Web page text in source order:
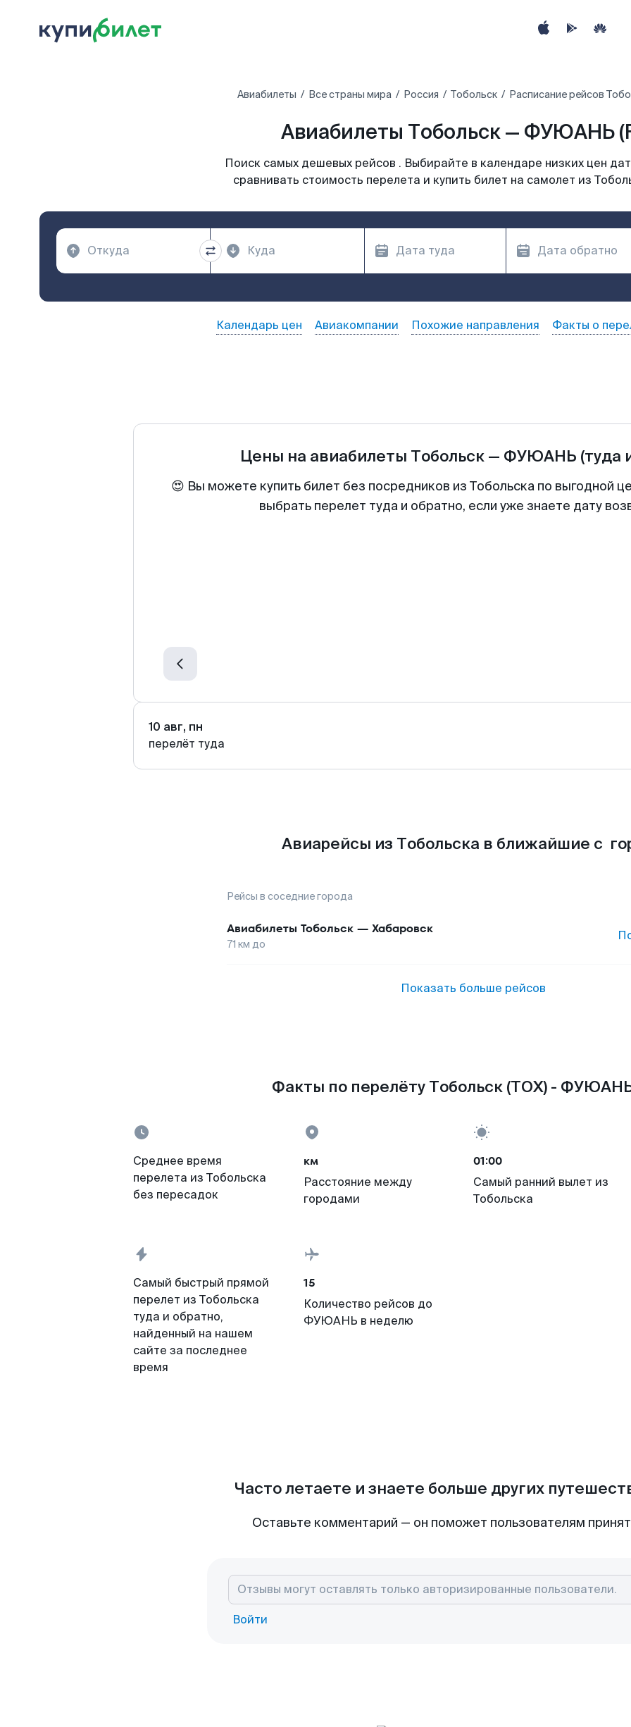
Авиабилеты Все страны мира Россия Тобольск Расписание рейсов
Авиабилеты Тобольск — ФУЮАНЬ
Поиск самых дешевых рейсов . Выбирайте в календаре низких цен
сравнивать стоимость перелета и купить билет на самолет из
Календарь цен Авиакомпании Похожие направления Факты о
Цены на авиабилеты Тобольск — ФУЮАНЬ (туда
😍 Вы можете купить билет без посредников из Тобольска по выгодной
выбрать перелет туда и обратно, если уже знаете дату
10 авг, пн
перелёт туда
Авиарейсы из Тобольска в ближайшие с
Рейсы в соседние города
Авиабилеты Тобольск — Хабаровск
71 км до
Показать больше рейсов
Факты по перелёту Тобольск (TOX) -
Среднее время
перелета из Тобольска
без пересадок
км
Расстояние между
городами
01:00
Самый ранний вылет из
Тобольска
Самый быстрый прямой
перелет из Тобольска
туда и обратно,
найденный на нашем
сайте за последнее
время
15
Количество рейсов до
ФУЮАНЬ в неделю
Часто летаете и знаете больше других
Оставьте комментарий — он поможет пользователям
Войти